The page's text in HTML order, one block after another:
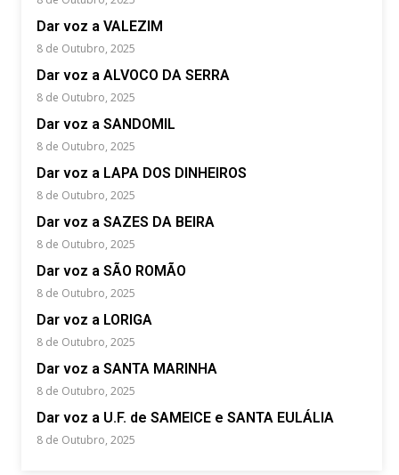
Dar voz a VALEZIM
8 de Outubro, 2025
Dar voz a ALVOCO DA SERRA
8 de Outubro, 2025
Dar voz a SANDOMIL
8 de Outubro, 2025
Dar voz a LAPA DOS DINHEIROS
8 de Outubro, 2025
Dar voz a SAZES DA BEIRA
8 de Outubro, 2025
Dar voz a SÃO ROMÃO
8 de Outubro, 2025
Dar voz a LORIGA
8 de Outubro, 2025
Dar voz a SANTA MARINHA
8 de Outubro, 2025
Dar voz a U.F. de SAMEICE e SANTA EULÁLIA
8 de Outubro, 2025